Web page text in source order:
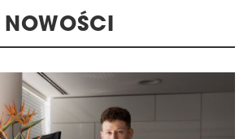
NOWOŚCI